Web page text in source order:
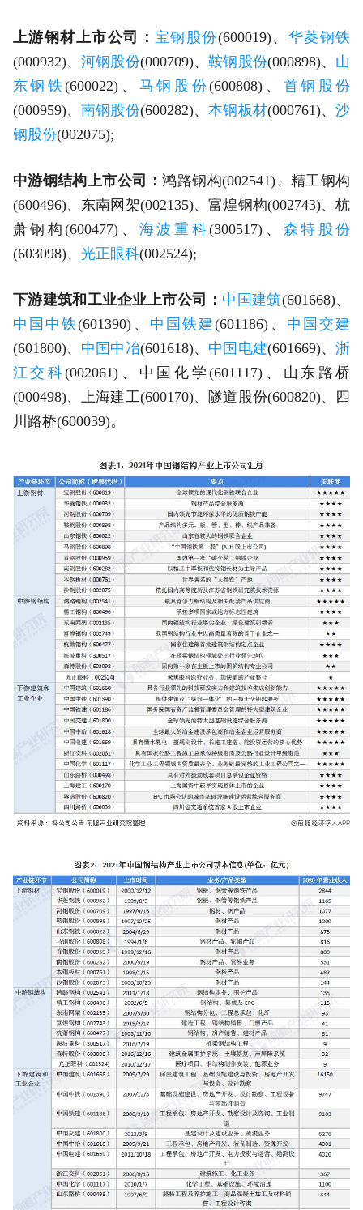
上游钢材上市公司： 宝钢股份(600019)、 华菱钢铁
(000932)、 河钢股份(000709)、鞍钢股份(000898)、 山
东钢铁(600022)、 马钢股份(600808)、 首钢股份
(000959)、 南钢股份(600282)、本钢板材(000761)、沙
钢股份(002075);
中游钢结构上市公司：鸿路钢构(002541)、精工钢构
(600496)、东南网架(002135)、富煌钢构(002743)、杭
萧钢构(600477)、 海波重科(300517)、 森特股份
(603098)、 光正眼科(002524);
下游建筑和工业企业上市公司： 中国建筑(601668)、
中国中铁(601390)、 中国铁建(601186)、 中国交建
(601800)、 中国中冶(601618)、 中国电建(601669)、浙
江交科(002061)、中国化学(601117)、山东路桥
(000498)、上海建工(600170)、隧道股份(600820)、四
川路桥(600039)。